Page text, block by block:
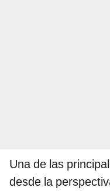
Una de las
desde la